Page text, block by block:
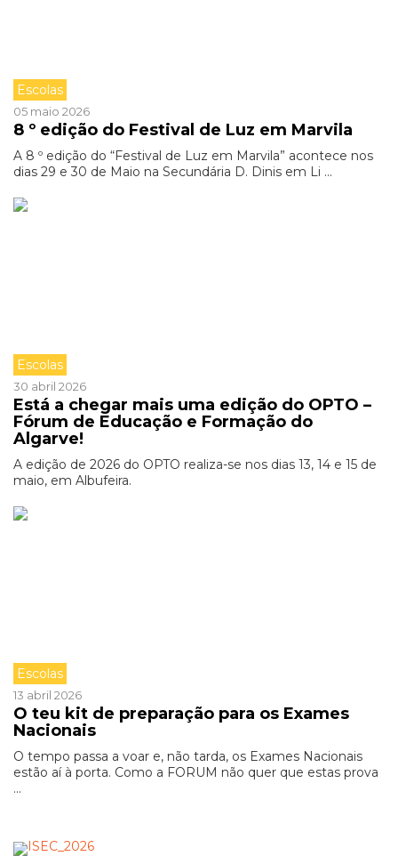
Escolas
05 maio 2026
8 º edição do Festival de Luz em Marvila
A 8 º edição do “Festival de Luz em Marvila” acontece nos
dias 29 e 30 de Maio na Secundária D. Dinis em Li ...
Escolas
30 abril 2026
Está a chegar mais uma edição do OPTO –
Fórum de Educação e Formação do
Algarve!
A edição de 2026 do OPTO realiza-se nos dias 13, 14 e 15 de
maio, em Albufeira.
Escolas
13 abril 2026
O teu kit de preparação para os Exames
Nacionais
O tempo passa a voar e, não tarda, os Exames Nacionais
estão aí à porta. Como a FORUM não quer que estas prova
...